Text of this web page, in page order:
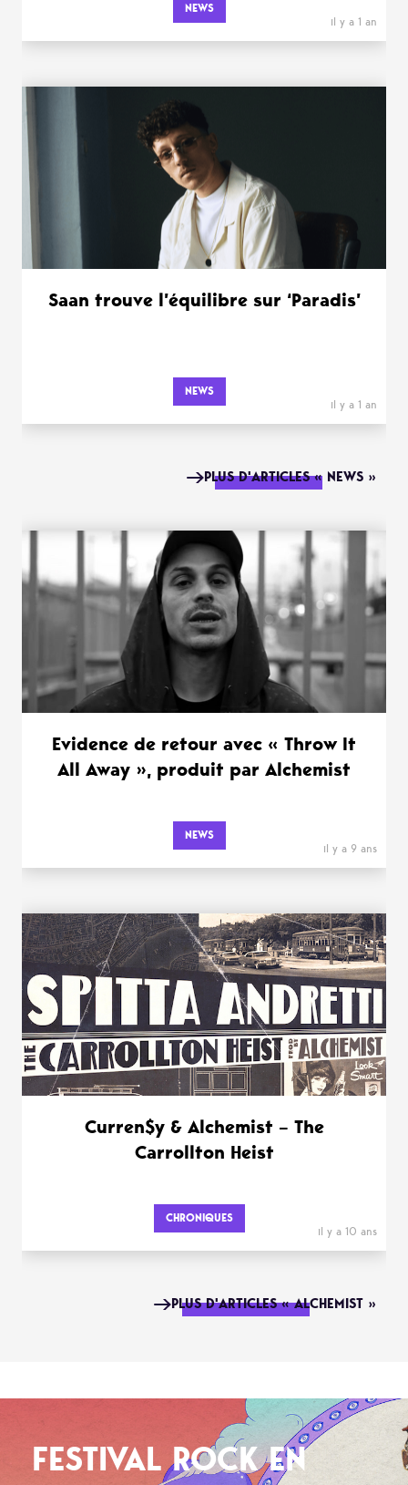
NEWS
il y a 1 an
Saan trouve l’équilibre sur ‘Paradis’
NEWS
il y a 1 an
PLUS D'ARTICLES « NEWS »
Evidence de retour avec « Throw It
All Away », produit par Alchemist
NEWS
il y a 9 ans
Curren$y & Alchemist – The
Carrollton Heist
CHRONIQUES
il y a 10 ans
PLUS D'ARTICLES « ALCHEMIST »
FESTIVAL ROCK EN